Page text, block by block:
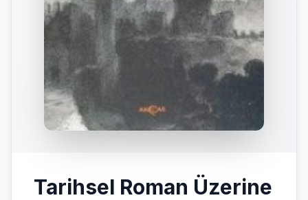
Tarihsel Roman Üzerine